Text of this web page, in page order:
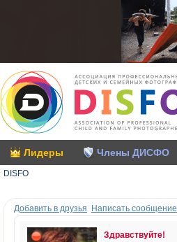
Лидеры Члены ДИСФО
DISFO
Добавить в друзья Написать сообщение
Здравствуйте!